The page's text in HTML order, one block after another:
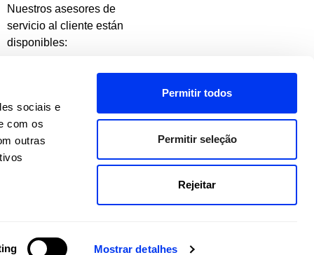
sociais e
com os
outras
Mostrar detalhes
Permitir todos
Permitir seleção
Rejeitar
Nuestros asesores de
servicio al cliente están
disponibles: